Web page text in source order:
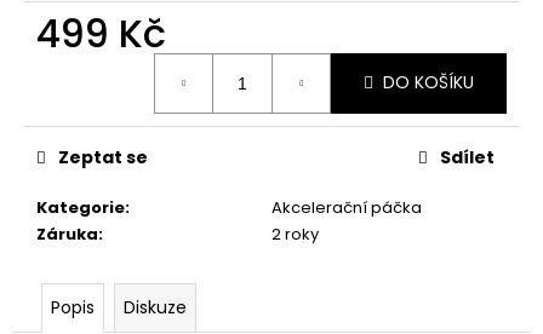
499 Kč
DO KOŠÍKU
Kategorie:
Akcelerační páčka
Záruka: 2 roky
Zeptat se Sdílet
Popis Diskuze
o
p
o
u